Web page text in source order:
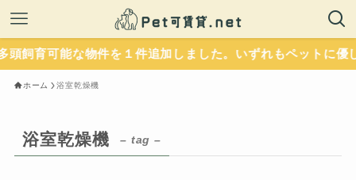
した。いずれもペットに優しい設備が整っています。人
ホーム 浴室乾燥機
浴室乾燥機 – tag –